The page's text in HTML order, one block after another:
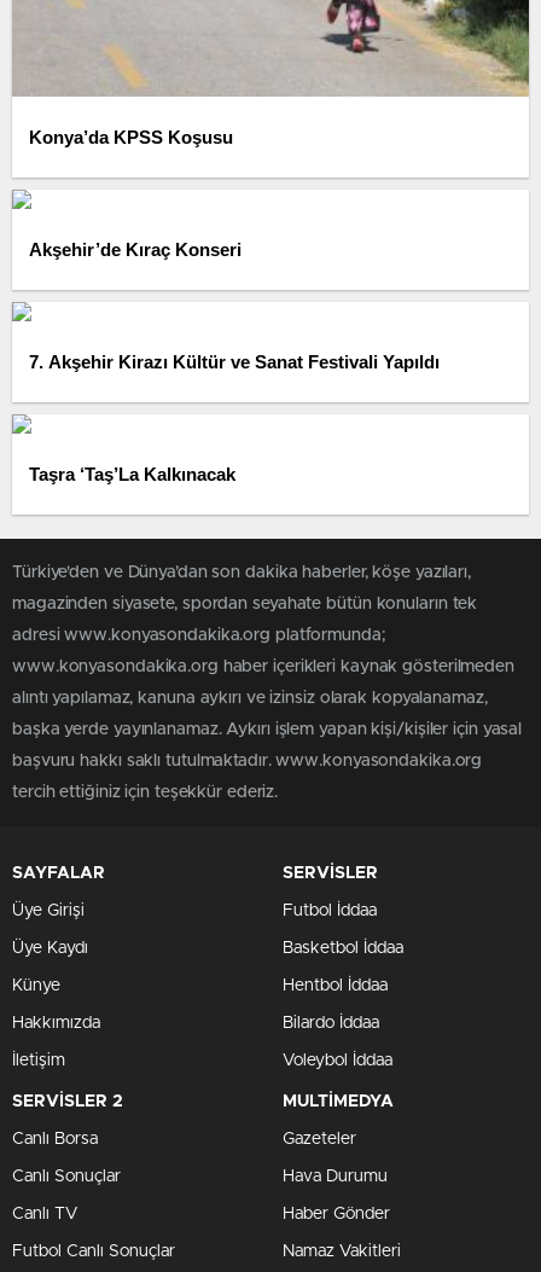
Konya’da KPSS Koşusu
Akşehir’de Kıraç Konseri
7. Akşehir Kirazı Kültür ve Sanat Festivali Yapıldı
Taşra ‘Taş’La Kalkınacak
Türkiye'den ve Dünya’dan son dakika haberler, köşe yazıları,
magazinden siyasete, spordan seyahate bütün konuların tek
adresi www.konyasondakika.org platformunda;
www.konyasondakika.org haber içerikleri kaynak gösterilmeden
alıntı yapılamaz, kanuna aykırı ve izinsiz olarak kopyalanamaz,
başka yerde yayınlanamaz. Aykırı işlem yapan kişi/kişiler için yasal
başvuru hakkı saklı tutulmaktadır. www.konyasondakika.org
tercih ettiğiniz için teşekkür ederiz.
SAYFALAR
Üye Girişi
Üye Kaydı
Künye
Hakkımızda
İletişim
SERVİSLER
Futbol İddaa
Basketbol İddaa
Hentbol İddaa
Bilardo İddaa
Voleybol İddaa
SERVİSLER 2
Canlı Borsa
Canlı Sonuçlar
Canlı TV
Futbol Canlı Sonuçlar
MULTİMEDYA
Gazeteler
Hava Durumu
Haber Gönder
Namaz Vakitleri